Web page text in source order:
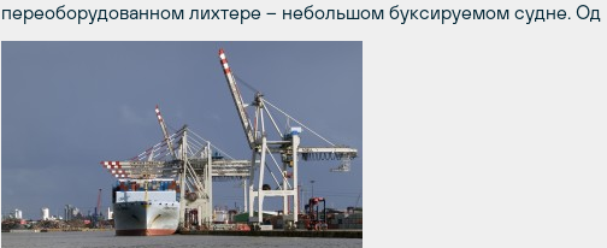
переоборудованном лихтере – небольшом буксируемом судне. Од